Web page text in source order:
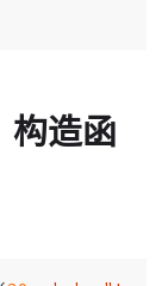
构造函